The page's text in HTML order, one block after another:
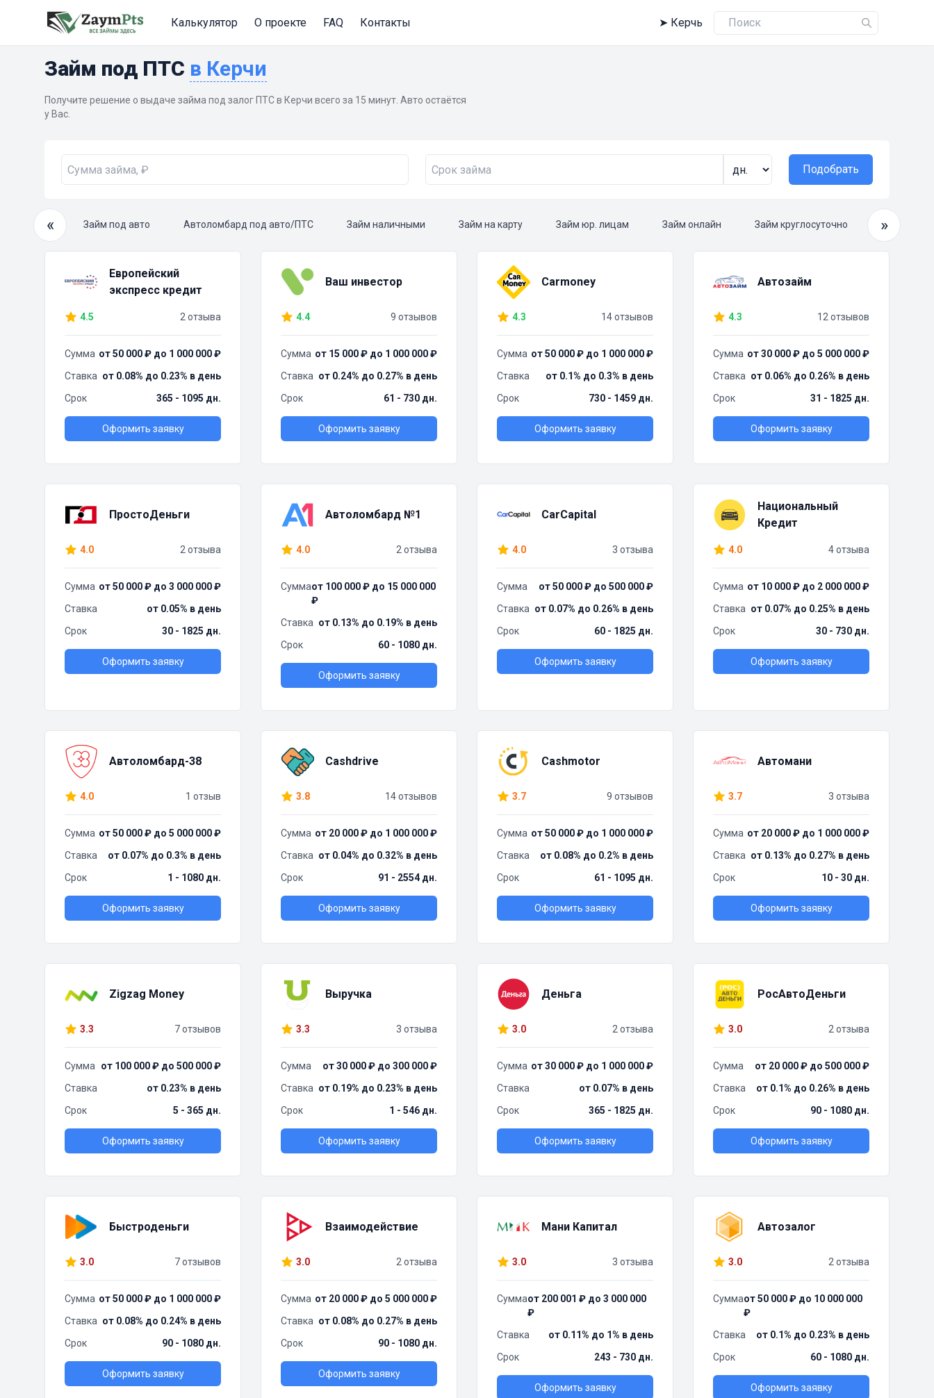
Калькулятор О проекте FAQ Контакты ➤ Керчь
Займ под ПТС в Керчи
Получите решение о выдаче займа под залог ПТС в Керчи всего за 15 минут. Авто остаётся
у Вас.
Подобрать
«
займ Займ под авто Автоломбард под авто/ПТС Займ наличными Займ на карту Займ юр. лицам Займ онлайн Займ круглосуточно Срочный
»
Европейский
экспресс кредит
4.5 2 отзыва
Сумма от 50 000 ₽ до 1 000 000 ₽
Ставка от 0.08% до 0.23% в день
Срок
365 - 1095 дн.
Оформить заявку
Ваш инвестор
4.4 9 отзывов
Сумма от 15 000 ₽ до 1 000 000 ₽
Ставка от 0.24% до 0.27% в день
Срок
61 - 730 дн.
Оформить заявку
Carmoney
4.3 14 отзывов
Сумма от 50 000 ₽ до 1 000 000 ₽
Ставка
от 0.1% до 0.3% в день
Срок
730 - 1459 дн.
Оформить заявку
Автозайм
4.3 12 отзывов
Сумма от 30 000 ₽ до 5 000 000 ₽
Ставка от 0.06% до 0.26% в день
Срок
31 - 1825 дн.
Оформить заявку
ПростоДеньги
4.0 2 отзыва
Сумма от 50 000 ₽ до 3 000 000 ₽
Ставка
от 0.05% в день
Срок
30 - 1825 дн.
Оформить заявку
Автоломбард №1
4.0 2 отзыва
Суммаот 100 000 ₽ до 15 000 000
₽
Ставка от 0.13% до 0.19% в день
Срок
60 - 1080 дн.
Оформить заявку
CarCapital
4.0 3 отзыва
Сумма
от 50 000 ₽ до 500 000 ₽
Ставка от 0.07% до 0.26% в день
Срок
60 - 1825 дн.
Оформить заявку
Национальный
Кредит
4.0 4 отзыва
Сумма от 10 000 ₽ до 2 000 000 ₽
Ставка от 0.07% до 0.25% в день
Срок
30 - 730 дн.
Оформить заявку
Автоломбард-38
4.0 1 отзыв
Сумма от 50 000 ₽ до 5 000 000 ₽
Ставка
от 0.07% до 0.3% в день
Срок
1 - 1080 дн.
Оформить заявку
Cashdrive
3.8 14 отзывов
Сумма от 20 000 ₽ до 1 000 000 ₽
Ставка от 0.04% до 0.32% в день
Срок
91 - 2554 дн.
Оформить заявку
Cashmotor
3.7 9 отзывов
Сумма от 50 000 ₽ до 1 000 000 ₽
Ставка
от 0.08% до 0.2% в день
Срок
61 - 1095 дн.
Оформить заявку
Автомани
3.7 3 отзыва
Сумма от 20 000 ₽ до 1 000 000 ₽
Ставка от 0.13% до 0.27% в день
Срок
10 - 30 дн.
Оформить заявку
Zigzag Money
3.3 7 отзывов
Сумма
от 100 000 ₽ до 500 000 ₽
Ставка
от 0.23% в день
Срок
5 - 365 дн.
Оформить заявку
Выручка
3.3 3 отзыва
Сумма
от 30 000 ₽ до 300 000 ₽
Ставка от 0.19% до 0.23% в день
Срок
1 - 546 дн.
Оформить заявку
Деньга
3.0 2 отзыва
Сумма от 30 000 ₽ до 1 000 000 ₽
Ставка
от 0.07% в день
Срок
365 - 1825 дн.
Оформить заявку
РосАвтоДеньги
3.0 2 отзыва
Сумма
от 20 000 ₽ до 500 000 ₽
Ставка
от 0.1% до 0.26% в день
Срок
90 - 1080 дн.
Оформить заявку
Быстроденьги
3.0 7 отзывов
Сумма от 50 000 ₽ до 1 000 000 ₽
Ставка от 0.08% до 0.24% в день
Срок
90 - 1080 дн.
Оформить заявку
Взаимодействие
3.0 2 отзыва
Сумма от 20 000 ₽ до 5 000 000 ₽
Ставка от 0.08% до 0.27% в день
Срок
90 - 1080 дн.
Оформить заявку
Мани Капитал
3.0 3 отзыва
Суммаот 200 001 ₽ до 3 000 000
₽
Ставка
от 0.11% до 1% в день
Срок
243 - 730 дн.
Оформить заявку
Автозалог
3.0 2 отзыва
Суммаот 50 000 ₽ до 10 000 000
₽
Ставка
от 0.1% до 0.23% в день
Срок
60 - 1080 дн.
Оформить заявку